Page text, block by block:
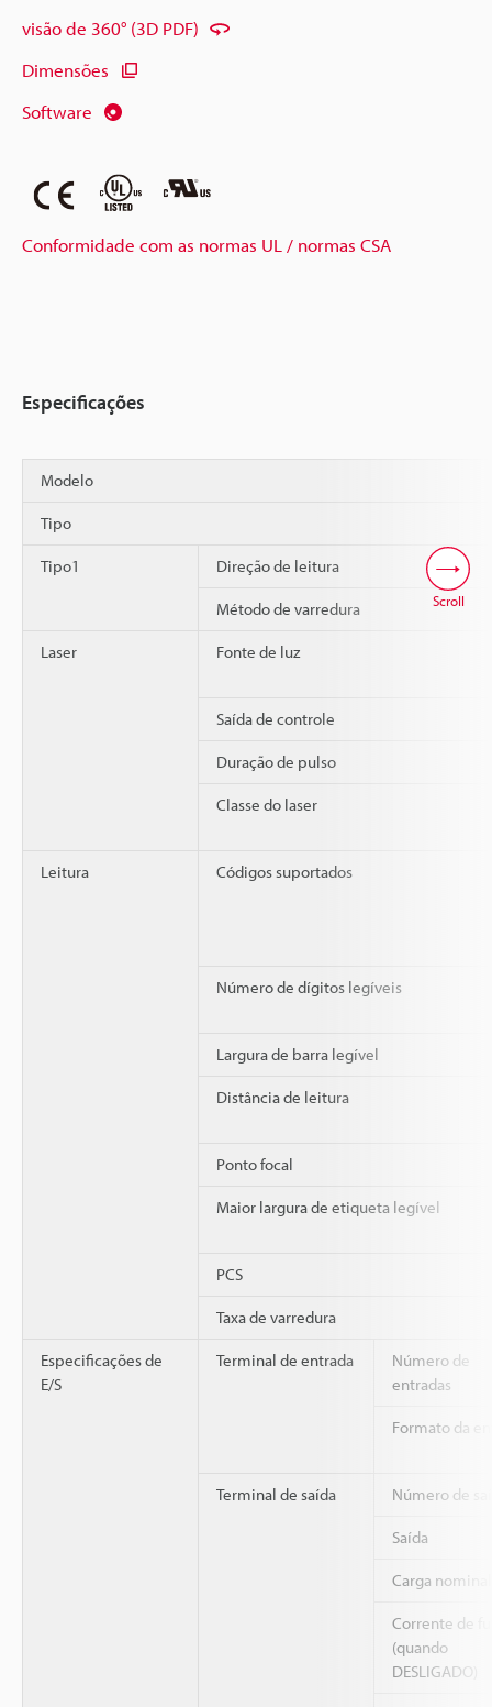
visão de 360° (3D PDF)
Dimensões
Software
Conformidade com as normas UL / normas CSA
Especificações
Modelo
Tipo
Tipo1 Direção de leitura
Método de varredura
Laser Fonte de luz
Saída de controle
Duração de pulso
Classe do laser
Leitura Códigos suportados
Número de dígitos legíveis
Largura de barra legível
Distância de leitura
Ponto focal
Maior largura de etiqueta legível
PCS
Taxa de varredura
Especificações de
E/S
Terminal de entrada
Número de
entradas
Formato da
Terminal de saída Número de
Saída
Carga nominal
Corrente de
(quando
DESLIGADO)
Scroll